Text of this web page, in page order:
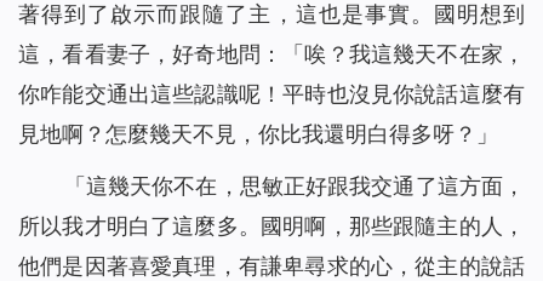
著得到了啟示而跟隨了主，這也是事實。國明想到
這，看看妻子，好奇地問：「唉？我這幾天不在家，
你咋能交通出這些認識呢！平時也沒見你說話這麼有
見地啊？怎麼幾天不見，你比我還明白得多呀？」
「這幾天你不在，思敏正好跟我交通了這方面，
所以我才明白了這麼多。國明啊，那些跟隨主的人，
他們是因著喜愛真理，有謙卑尋求的心，從主的說話